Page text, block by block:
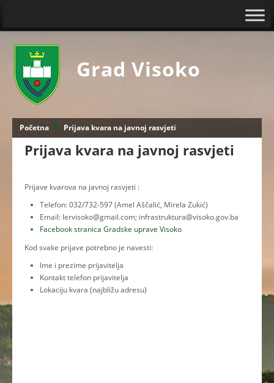
Grad Visoko
Početna Prijava kvara na javnoj rasvjeti
Prijava kvara na javnoj rasvjeti
Prijave kvarova na javnoj rasvjeti :
Telefon: 032/732-597 (Amel Aščalić, Mirela Zukić)
Email: lervisoko@gmail.com; infrastruktura@visoko.gov.ba
Facebook stranica Gradske uprave Visoko
Kod svake prijave potrebno je navesti:
Ime i prezime prijavitelja
Kontakt telefon prijavitelja
Lokaciju kvara (najbližu adresu)